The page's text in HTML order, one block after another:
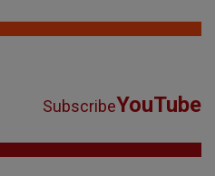
SubscribeYouTube